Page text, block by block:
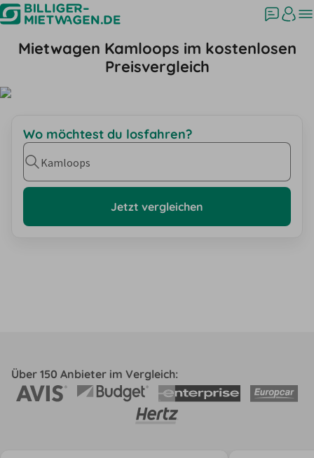
Mietwagen Kamloops im kostenlosen
Preisvergleich
Wo möchtest du losfahren?
Kamloops
Jetzt vergleichen
Über 150 Anbieter im Vergleich: